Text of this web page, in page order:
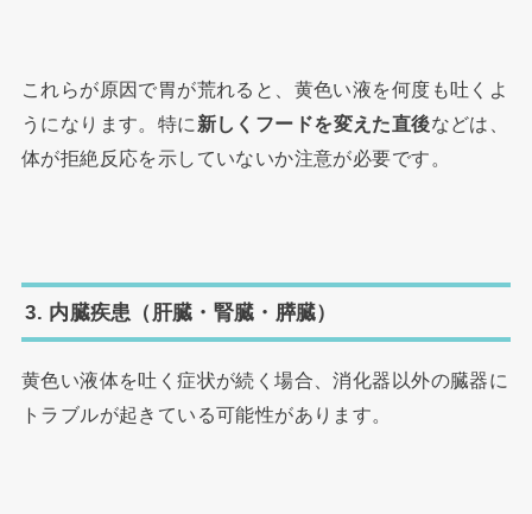
これらが原因で胃が荒れると、黄色い液を何度も吐くよ
うになります。特に 新しくフードを変えた直後などは、
体が拒絶反応を示していないか注意が必要です。
3. 内臓疾患（肝臓・腎臓・膵臓）
黄色い液体を吐く症状が続く場合、消化器以外の臓器に
トラブルが起きている可能性があります。